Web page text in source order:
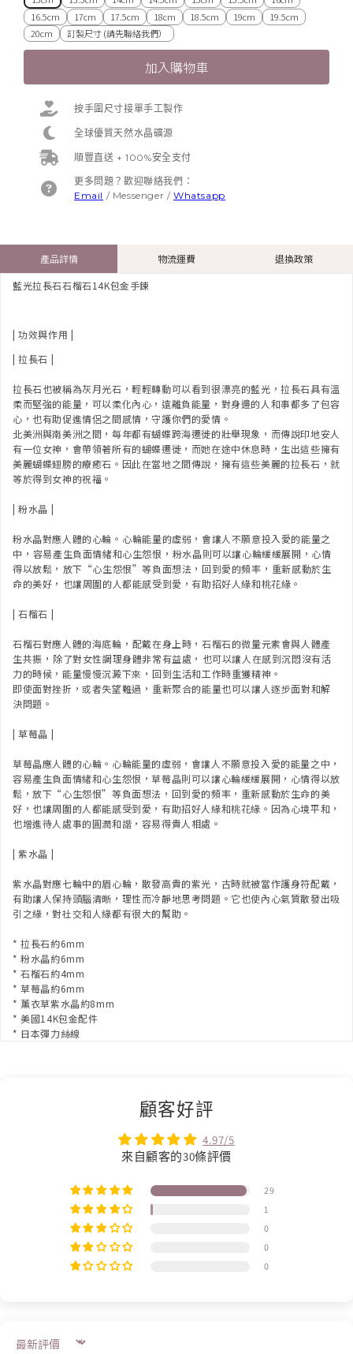
16.5cm
17cm 17.5cm 18cm 18.5cm 19cm
19.5cm
20cm
訂製尺寸 (請先聯絡我們）
加入購物車
按手圍尺寸接單手工製作
全球優質天然水晶礦源
順豐直送 + 100%安全支付
更多問題？歡迎聯絡我們：
Email / Messenger /Whatsapp
產品詳情 物流運費
退換政策
藍光拉長石石榴石14K包金手鍊
| 功效與作用 |
| 拉長石 |
拉長石也被稱為灰月光石，輕輕轉動可以看到很漂亮的藍光，拉長石具有溫
柔而堅強的能量，可以柔化內心，遠離負能量，對身邊的人和事都多了包容
心，也有助促進情侶之間感情，守護你們的愛情。
北美洲與南美洲之間，每年都有蝴蝶跨海遷徙的壯舉現象，而傳說印地安人
有一位女神，會帶領著所有的蝴蝶遷徙，而她在途中休息時，生出這些擁有
美麗蝴蝶翅膀的療癒石。因此在當地之間傳說，擁有這些美麗的拉長石，就
等於得到女神的祝福。
| 粉水晶 |
粉水晶對應人體的心輪。⁠心輪能量的虛弱，會讓人不願意投入愛的能量之
中，⁠容易產生負面情緒和心生怨恨，⁠粉水晶則可以讓心輪緩緩展開，心情
得以放鬆，⁠放下“心生怨恨”等負面想法，回到愛的頻率，⁠重新感動於生
命的美好，⁠也讓周圍的人都能感受到愛，有助招好人緣和桃花緣。⁠
| 石榴石 |
石榴石對應人體的海底輪，⁠配戴在身上時，石榴石的微量元素會與人體產
生共振，⁠除了對女性調理身體非常有益處，⁠也可以讓人在感到沉悶沒有活
力的時候，能量慢慢沉澱下來，⁠回到生活和工作時重獲精神。⁠
即使面對挫折，或者失望難過，⁠重新聚合的能量也可以讓人逐步面對和解
決問題。⁠
| 草莓晶 |
草莓晶應人體的心輪。心輪能量的虛弱，會讓人不願意投入愛的能量之中，
容易產生負面情緒和心生怨恨，草莓晶則可以讓心輪緩緩展開，心情得以放
鬆，放下“心生怨恨”等負面想法，回到愛的頻率，重新感動於生命的美
好，也讓周圍的人都能感受到愛，有助招好人緣和桃花緣。因為心境平和，
也增進待人處事的圓潤和諧，容易得貴人相處。
| 紫水晶 |
紫水晶對應七輪中的眉心輪，散發高貴的紫光，古時就被當作護身符配戴，
有助讓人保持頭腦清晰，理性而冷靜地思考問題。它也使內心氣質散發出吸
引之緣，對社交和人緣都有很大的幫助。
* 拉長石約6mm
* 粉水晶約6mm
* 石榴石約4mm
* 草莓晶約6mm
* 薰衣草紫水晶約8mm
* 美國14K包金配件
* 日本彈力絲線
顧客好評
4.97/5
來自顧客的30條評價
29
1
0
0
0
Sort by